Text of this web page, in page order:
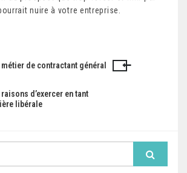
nuire à votre entreprise.
de contractant général
d’exercer en tant
libérale